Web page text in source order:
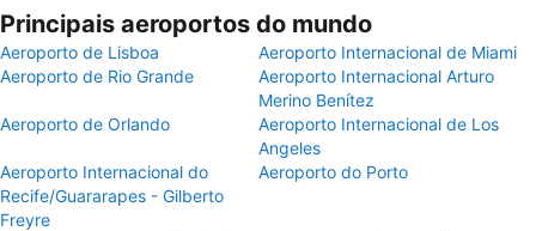
Principais aeroportos do mundo
Aeroporto de Lisboa
Aeroporto Internacional de Miami
Aeroporto de Rio Grande
Aeroporto Internacional Arturo
Merino Benítez
Aeroporto de Orlando
Aeroporto Internacional de Los
Angeles
Aeroporto Internacional do
Recife/Guararapes - Gilberto
Freyre
Aeroporto do Porto